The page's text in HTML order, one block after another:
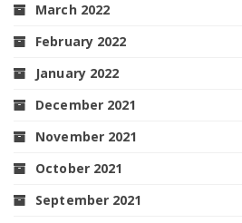
March 2022
February 2022
January 2022
December 2021
November 2021
October 2021
September 2021